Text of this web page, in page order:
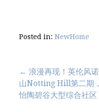
Posted in: NewHome
Post
navigation
← 浪漫再现！英伦风
山Notting Hill第二期，
怡陶碧谷大型综合社区